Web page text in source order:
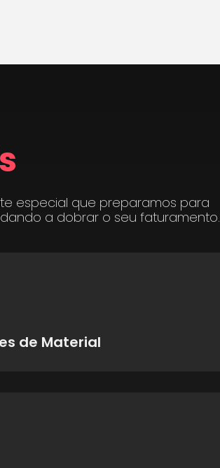
especial que preparamos para
a dobrar o seu faturamento.
de Material